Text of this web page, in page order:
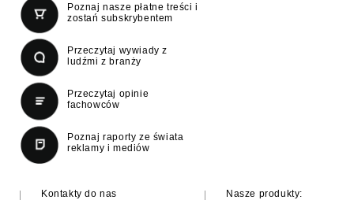
Poznaj nasze płatne treści i
zostań subskrybentem
Przeczytaj wywiady z
ludźmi z branży
Przeczytaj opinie
fachowców
Poznaj raporty ze świata
reklamy i mediów
Kontakty do nas
Nasze produkty: